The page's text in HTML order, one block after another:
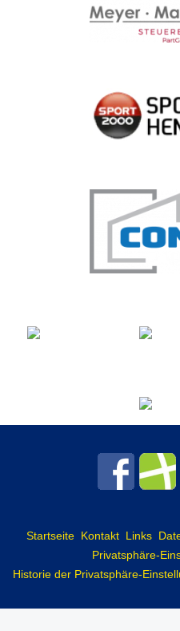
Startseite Kontakt Links
Privatsphäre-
Historie der Privatsphäre-